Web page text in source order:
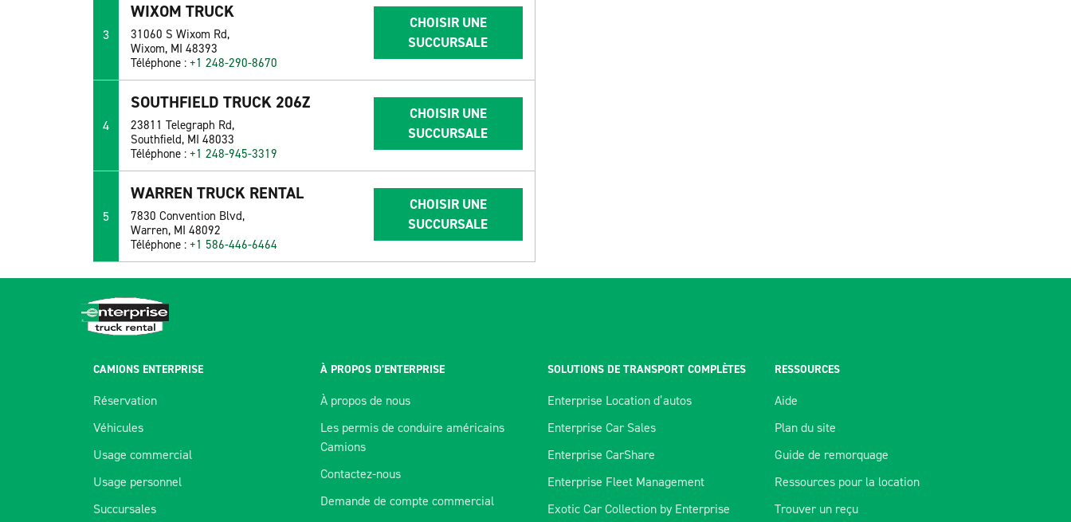
3
WIXOM TRUCK
31060 S Wixom Rd,
Wixom, MI 48393
Téléphone :+1 248-290-8670
CHOISIR UNE
SUCCURSALE
4
SOUTHFIELD TRUCK 206Z
23811 Telegraph Rd,
Southfield, MI 48033
Téléphone :+1 248-945-3319
CHOISIR UNE
SUCCURSALE
5
WARREN TRUCK RENTAL
7830 Convention Blvd,
Warren, MI 48092
Téléphone :+1 586-446-6464
CHOISIR UNE
SUCCURSALE
CAMIONS ENTERPRISE
Réservation
Véhicules
Usage commercial
Usage personnel
Succursales
À PROPOS D’ENTERPRISE
À propos de nous
Les permis de conduire américains
Camions
Contactez-nous
Demande de compte commercial
SOLUTIONS DE TRANSPORT COMPLÈTES
Enterprise Location d’autos
Enterprise Car Sales
Enterprise CarShare
Enterprise Fleet Management
Exotic Car Collection by Enterprise
RESSOURCES
Aide
Plan du site
Guide de remorquage
Ressources pour la location
Trouver un reçu